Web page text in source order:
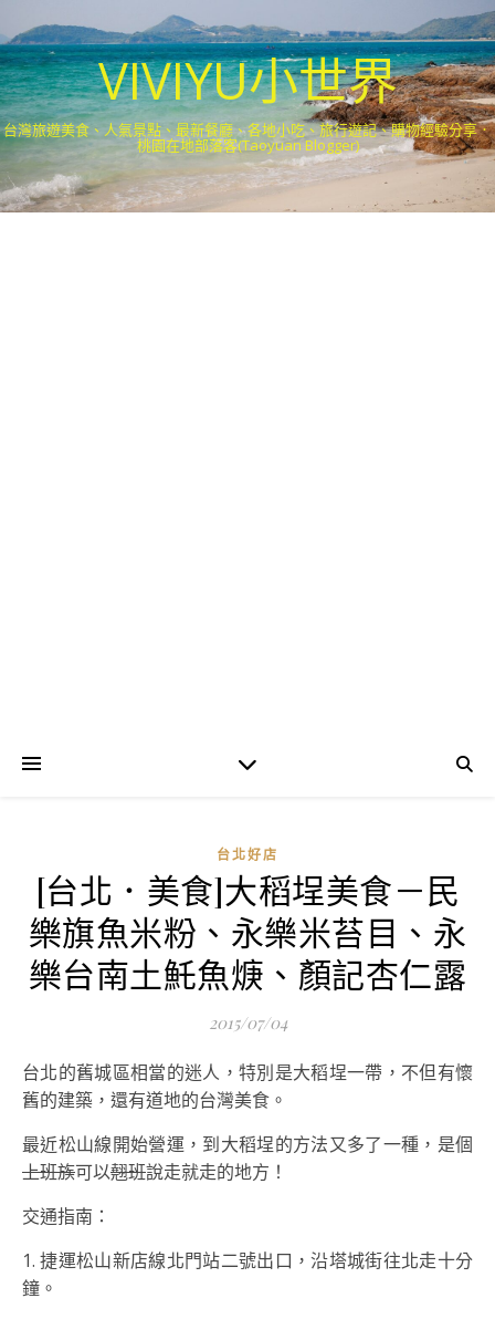
VIVIYU小世界
台灣旅遊美食、人氣景點、最新餐廳、各地小吃、旅行遊記、購物經驗分享．
桃園在地部落客(Taoyuan Blogger)
台北好店
[台北．美食]大稻埕美食－民
樂旗魚米粉、永樂米苔目、永
樂台南土魠魚焿、顏記杏仁露
2015/07/04
台北的舊城區相當的迷人，特別是大稻埕一帶，不但有懷
舊的建築，還有道地的台灣美食。
最近松山線開始營運，到大稻埕的方法又多了一種，是個
上班族可以翹班說走就走的地方！
交通指南：
1. 捷運松山新店線北門站二號出口，沿塔城街往北走十分
鐘。